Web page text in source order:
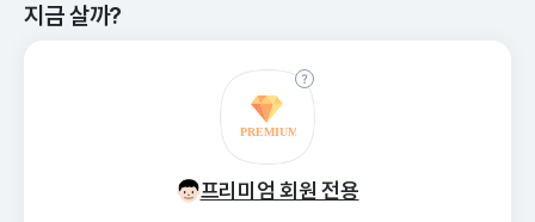
지금 살까?
프리미엄 회원 전용
26. 08/09